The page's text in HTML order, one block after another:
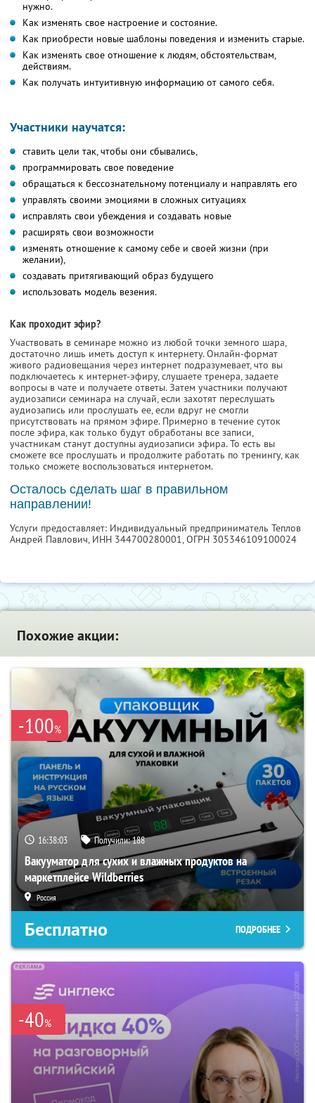
нужно.
Как изменять свое настроение и состояние.
Как приобрести новые шаблоны поведения и изменить старые.
Как изменять свое отношение к людям, обстоятельствам,
действиям.
Как получать интуитивную информацию от самого себя.
Участники научатся:
ставить цели так, чтобы они сбывались,
программировать свое поведение
обращаться к бессознательному потенциалу и направлять его
управлять своими эмоциями в сложных ситуациях
исправлять свои убеждения и создавать новые
расширять свои возможности
изменять отношение к самому себе и своей жизни (при
желании),
создавать притягивающий образ будущего
использовать модель везения.
Как проходит эфир?
Участвовать в семинаре можно из любой точки земного шара,
достаточно лишь иметь доступ к интернету. Онлайн-формат
живого радиовещания через интернет подразумевает, что вы
подключаетесь к интернет-эфиру, слушаете тренера, задаете
вопросы в чате и получаете ответы. Затем участники получают
аудиозаписи семинара на случай, если захотят переслушать
аудиозапись или прослушать ее, если вдруг не смогли
присутствовать на прямом эфире. Примерно в течение суток
после эфира, как только будут обработаны все записи,
участникам станут доступны аудиозаписи эфира. То есть вы
сможете все прослушать и продолжите работать по тренингу, как
только сможете воспользоваться интернетом.
Осталось сделать шаг в правильном
направлении!
Услуги предоставляет: Индивидуальный предприниматель Теплов
Андрей Павлович, ИНН 344700280001, ОГРН 305346109100024
Похожие акции:
-100%
16:38:02 Получили:188
Вакууматор для сухих и влажных продуктов на
маркетплейсе Wildberries
Россия
Бесплатно ПОДРОБНЕЕ
-40%